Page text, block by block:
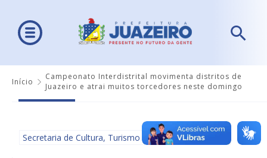
Início
Campeonato Interdistrital movimenta distritos de
Juazeiro e atrai muitos torcedores neste domingo
Secretaria de Cultura, Turismo e Esportes - SECULTE